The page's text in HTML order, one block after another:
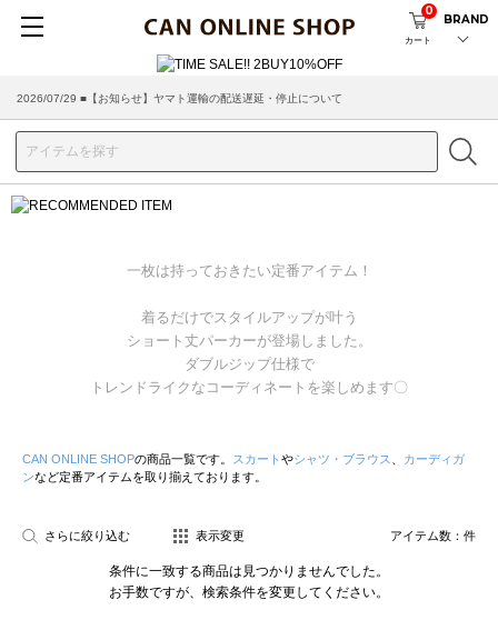
カート
0
BRAND
2026/07/29 ■【お知らせ】ヤマト運輸の配送遅延・停止について
一枚は持っておきたい定番アイテム！
着るだけでスタイルアップが叶う
ショート丈パーカーが登場しました。
ダブルジップ仕様で
トレンドライクなコーディネートを楽しめます〇
CAN ONLINE SHOPの商品一覧です。 スカート やシャツ・ブラウス
カーディガ
ンなど定番アイテムを取り揃えております。
さらに絞り込む 表示変更 アイテム数： 件
条件に一致する商品は見つかりませんでした。
お手数ですが、検索条件を変更してください。